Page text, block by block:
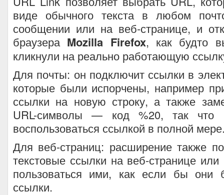
виде обычного текста в любом
сообщении или на веб-странице, и
браузера Mozilla Firefox, как будто
кликнули на реально работающую
Для почты: он подключит ссылки в
которые были испорчены, например
ссылки на новую строку, а также
URL-символы — код %20, так
воспользоваться ссылкой в полной
Для веб-страниц: расширение также
текстовые ссылки на веб-странице
пользоваться ими, как если бы они
ссылки.